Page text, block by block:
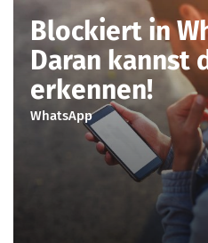
Blockiert in
Daran kannst
erkennen!
WhatsApp